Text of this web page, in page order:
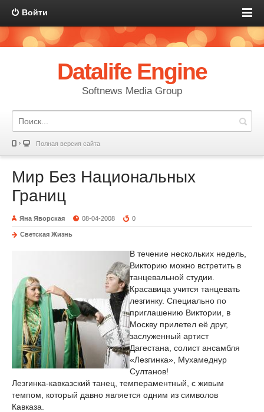
Войти
Datalife Engine
Softnews Media Group
Полная версия сайта
Мир Без Национальных
Границ
Яна Яворская 08-04-2008 0
Светская Жизнь
В течение нескольких недель,
Викторию можно встретить в
танцевальной студии.
Красавица учится танцевать
лезгинку. Специально по
приглашению Виктории, в
Москву прилетел её друг,
заслуженный артист
Дагестана, солист ансамбля
«Лезгинка», Мухамеднур
Султанов!
Лезгинка-кавказский танец, темпераментный, с живым
темпом, который давно является одним из символов
Кавказа.